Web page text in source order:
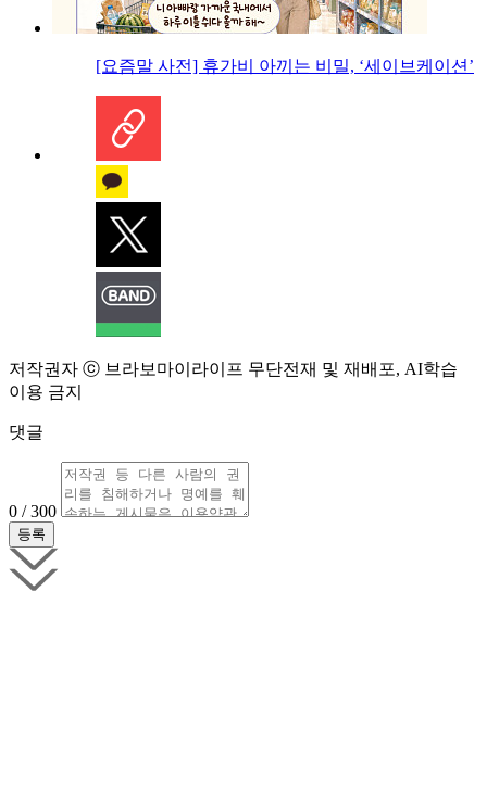
[요즘말 사전] 휴가비 아끼는 비밀, ‘세이브케이션’
저작권자 ⓒ 브라보마이라이프 무단전재 및 재배포, AI학습
이용 금지
댓글
0 / 300